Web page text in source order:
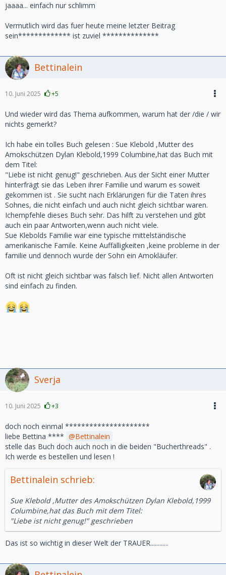
jaaaa... einfach nur schlimm
Vermutlich wird das fuer heute meine letzter Beitrag
sein************* ist zuviel **************
Bettinalein
10. Juni 2025 +5
Und wieder wird das Thema aufkommen, warum hat der /die / wir
nichts gemerkt?
Ich habe ein tolles Buch gelesen : Sue Klebold ,Mutter des
Amokschützen Dylan Klebold,1999 Columbine,hat das Buch mit
dem Titel:
"Liebe ist nicht genug!" geschrieben. Aus der Sicht einer Mutter
hinterfrägt sie das Leben ihrer Familie und warum es soweit
gekommen ist . Sie sucht nach Erklärungen für die Taten ihres
Sohnes, die nicht einfach und auch nicht gleich sichtbar waren.
Ichempfehle dieses Buch sehr. Das hilft zu verstehen und gibt
auch ein paar Antworten,wenn auch nicht viele.
Sue Klebolds Familie war eine typische mittelständische
amerikanische Famile. Keine Auffälligkeiten ,keine probleme in der
familie und dennoch wurde der Sohn ein Amokläufer.
Oft ist nicht gleich sichtbar was falsch lief. Nicht allen Antworten
sind einfach zu finden.
Sverja
10. Juni 2025 +3
doch noch einmal *********************
liebe Bettina ****
Bettinalein
stelle das Buch doch auch noch in die beiden "Bucherthreads" .
Ich werde es bestellen und lesen !
Bettinalein schrieb:
Sue Klebold ,Mutter des Amokschützen Dylan Klebold,1999
Columbine,hat das Buch mit dem Titel:
"Liebe ist nicht genug!" geschrieben
Das ist so wichtig in dieser Welt der TRAUER............